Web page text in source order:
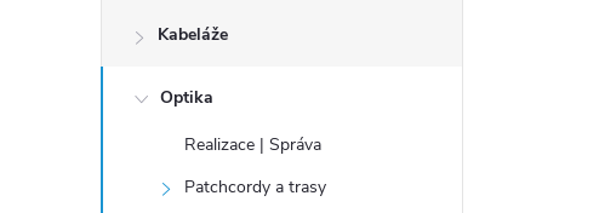
r
Kabeláže
Optika
Realizace | Správa
Patchcordy a trasy